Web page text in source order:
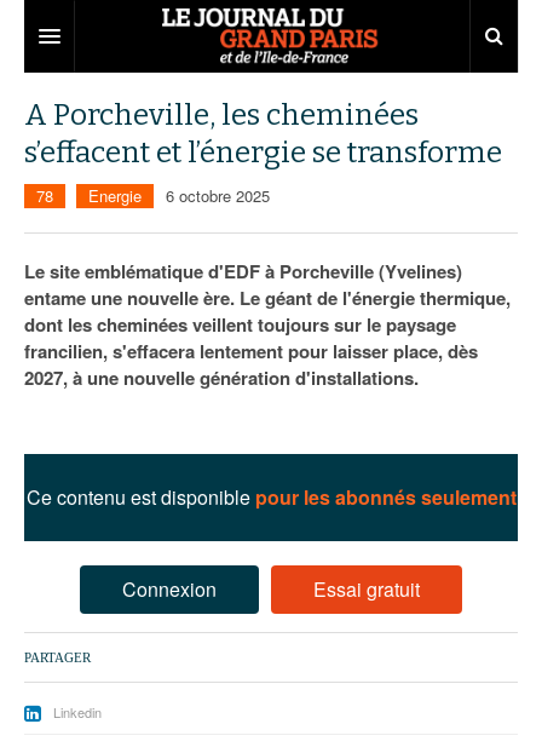
Territoires
Aménagement
Institutions
Services urbains
Entreprises
Emploi
Attractivité
Marchés publics
75
77
92
93
Carnet
Nominations
Les Assises du Grand Paris
Lire les résumés
A Porcheville, les cheminées
s’effacent et l’énergie se transforme
78 Energie 6 octobre 2025
Le site emblématique d'EDF à Porcheville (Yvelines)
entame une nouvelle ère. Le géant de l'énergie thermique,
dont les cheminées veillent toujours sur le paysage
francilien, s'effacera lentement pour laisser place, dès
2027, à une nouvelle génération d'installations.
Ce contenu est disponible pour les abonnés seulement
Connexion Essai gratuit
PARTAGER
Linkedin